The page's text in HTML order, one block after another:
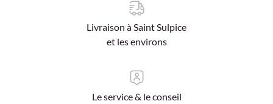
Livraison à Saint Sulpice
et les environs
Le service & le conseil